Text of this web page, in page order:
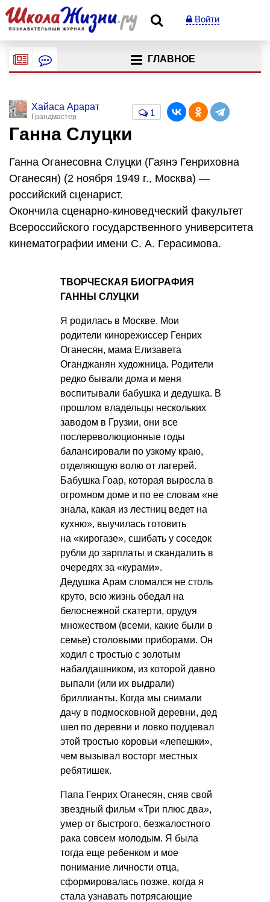
Войти
ГЛАВНОЕ
Хайаса Арарат
Грандмастер 1
Ганна Слуцки
Ганна Оганесовна Слуцки (Гаянэ Генриховна
Оганесян) (2 ноября 1949 г., Москва) —
российский сценарист.
Окончила сценарно-киноведческий факультет
Всероссийского государственного университета
кинематографии имени С. А. Герасимова.
ТВОРЧЕСКАЯ БИОГРАФИЯ
ГАННЫ СЛУЦКИ
Я родилась в Москве. Мои
родители кинорежиссер Генрих
Оганесян, мама Елизавета
Оганджанян художница. Родители
редко бывали дома и меня
воспитывали бабушка и дедушка. В
прошлом владельцы нескольких
заводом в Грузии, они все
послереволюционные годы
балансировали по узкому краю,
отделяющую волю от лагерей.
Бабушка Гоар, которая выросла в
огромном доме и по ее словам «не
знала, какая из лестниц ведет на
кухню», выучилась готовить
на «кирогазе», сшибать у соседок
рубли до зарплаты и скандалить в
очередях за «курами».
Дедушка Арам сломался не столь
круто, всю жизнь обедал на
белоснежной скатерти, орудуя
множеством (всеми, какие были в
семье) столовыми приборами. Он
ходил с тростью с золотым
набалдашником, из которой давно
выпали (или их выдрали)
бриллианты. Когда мы снимали
дачу в подмосковной деревни, дед
шел по деревни и ловко поддевал
этой тростью коровьи «лепешки»,
чем вызывал восторг местных
ребятишек.
Папа Генрих Оганесян, сняв свой
звездный фильм «Три плюс два»,
умер от быстрого, безжалостного
рака совсем молодым. Я была
тогда еще ребенком и мое
понимание личности отца,
сформировалась позже, когда я
стала узнавать потрясающие